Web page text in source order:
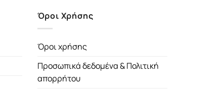
Όροι Χρήσης
Όροι χρήσης
Προσωπικά δεδομένα & Πολιτική
απορρήτου